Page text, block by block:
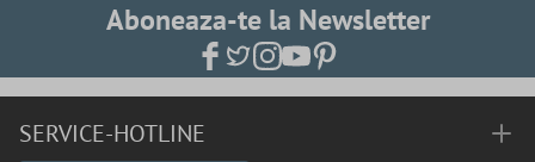
Aboneaza-te la Newsletter
SERVICE-HOTLINE